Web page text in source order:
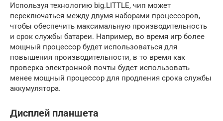
Используя технологию big.LITTLE, чип может
переключаться между двумя наборами процессоров,
чтобы обеспечить максимальную производительность
и срок службы батареи. Например, во время игр более
мощный процессор будет использоваться для
повышения производительности, в то время как
проверка электронной почты будет использовать
менее мощный процессор для продления срока службы
аккумулятора.
Дисплей планшета